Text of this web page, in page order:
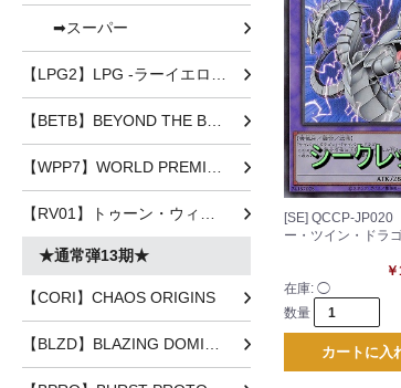
➡スーパー
★通常弾13期★
【CORI】CHAOS ORIGINS
[SE] QCCP-JP020
ー・ツイン・ドラゴ
在庫: ◯
数量
カートに入